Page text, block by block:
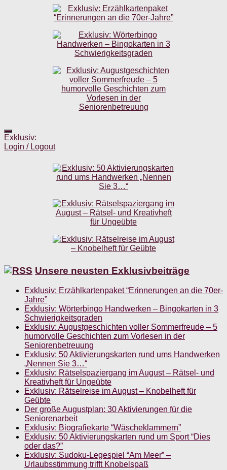
Exklusiv:
Login / Logout
Unsere neusten Exklusivbeiträge
Exklusiv: Erzählkartenpaket “Erinnerungen an die 70er-
Jahre”
Exklusiv: Wörterbingo Handwerken – Bingokarten in 3
Schwierigkeitsgraden
Exklusiv: Augustgeschichten voller Sommerfreude – 5
humorvolle Geschichten zum Vorlesen in der
Seniorenbetreuung
Exklusiv: 50 Aktivierungskarten rund ums Handwerken
„Nennen Sie 3…“
Exklusiv: Rätselspaziergang im August – Rätsel- und
Kreativheft für Ungeübte
Exklusiv: Rätselreise im August – Knobelheft für
Geübte
Der große Augustplan: 30 Aktivierungen für die
Seniorenarbeit
Exklusiv: Biografiekarte “Wäscheklammern”
Exklusiv: 50 Aktivierungskarten rund um Sport “Dies
oder das?”
Exklusiv: Sudoku-Legespiel “Am Meer” –
Urlaubsstimmung trifft Knobelspaß